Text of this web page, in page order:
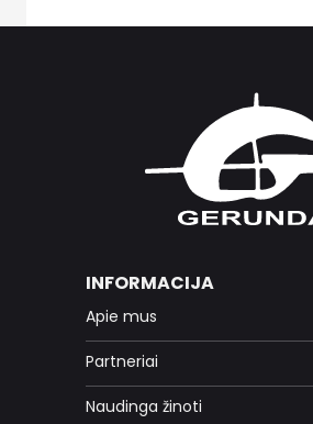
INFORMACIJA
Apie mus
Partneriai
Naudinga žinoti